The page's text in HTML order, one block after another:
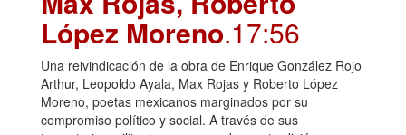
López Moreno.17:56
Una reivindicación de la obra de Enrique González Rojo
Arthur, Leopoldo Ayala, Max Rojas y Roberto López
Moreno, poetas mexicanos marginados por su
compromiso político y social. A través de sus